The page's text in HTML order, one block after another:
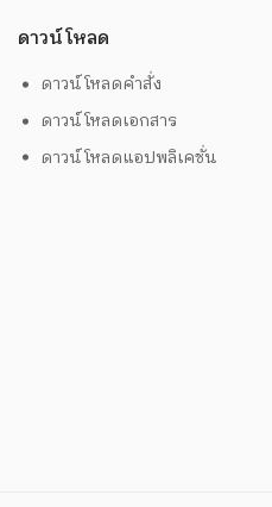
ดาวน์โหลด
ดาวน์โหลดคำสั่ง
ดาวน์โหลดเอกสาร
ดาวน์โหลดแอปพลิเคชั่น